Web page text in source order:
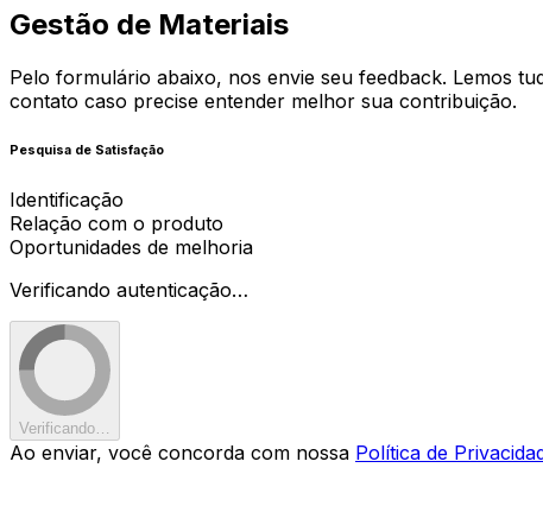
Gestão de Materiais
Pelo formulário abaixo, nos envie seu feedback. Lemos
contato caso precise entender melhor sua contribuição.
Pesquisa de Satisfação
Identificação
Relação com o produto
Oportunidades de melhoria
Verificando autenticação…
Verificando…
Ao enviar, você concorda com nossa Política de